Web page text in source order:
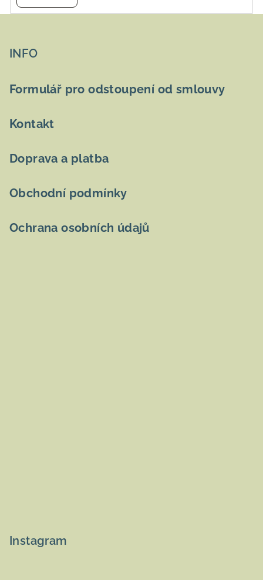
INFO
Formulář pro odstoupení od smlouvy
Kontakt
Doprava a platba
Obchodní podmínky
Ochrana osobních údajů
Instagram